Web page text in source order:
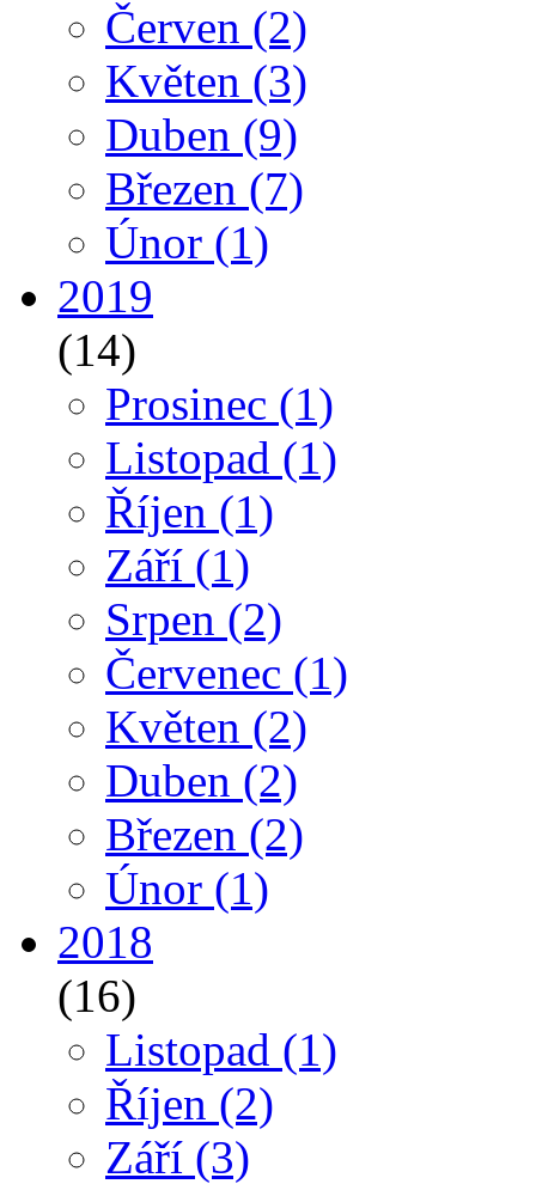
Červen (2)
Květen (3)
Duben (9)
Březen (7)
Únor (1)
2019
(14)
Prosinec (1)
Listopad (1)
Říjen (1)
Září (1)
Srpen (2)
Červenec (1)
Květen (2)
Duben (2)
Březen (2)
Únor (1)
2018
(16)
Listopad (1)
Říjen (2)
Září (3)